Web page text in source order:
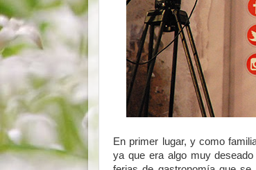
En primer lugar, y como
ya que era algo muy